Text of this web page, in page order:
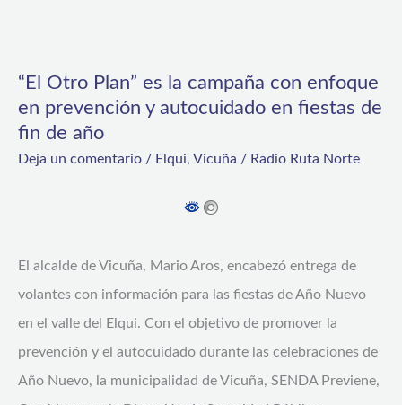
“El Otro Plan” es la campaña con enfoque
en prevención y autocuidado en fiestas de
fin de año
Deja un comentario / Elqui, Vicuña / Radio Ruta Norte
El alcalde de Vicuña, Mario Aros, encabezó entrega de
volantes con información para las fiestas de Año Nuevo
en el valle del Elqui. Con el objetivo de promover la
prevención y el autocuidado durante las celebraciones de
Año Nuevo, la municipalidad de Vicuña, SENDA Previene,
Plan”
en
prevención
y
autocuidado
en